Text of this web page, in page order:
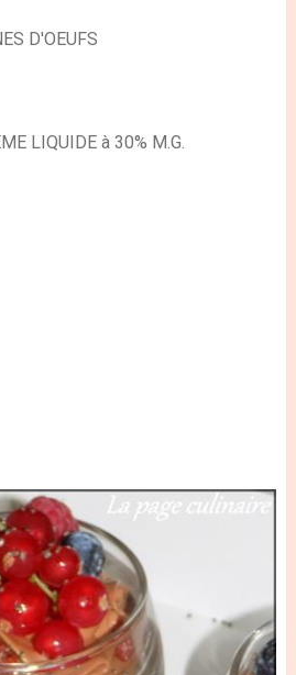
D'OEUFS
LIQUIDE à 30% M.G.